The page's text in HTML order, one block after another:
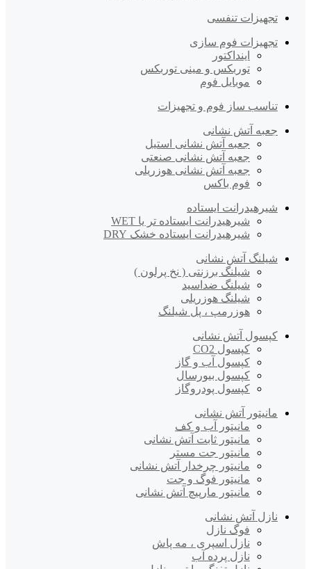
تجهیزات تنفسی
تجهیزات فوم سازی
اینداکتور
توربکس و مینی توربکس
موبایل فوم
تناسب ساز فوم و تجهیزات
جعبه آتش نشانی
جعبه آتش نشانی استیل
جعبه آتش نشانی صنعتی
جعبه آتش نشانی هوزریلی
فوم باکس
شیرهیدرانت ایستاده
شیرهیدرانت ایستاده تر یا WET
شیرهیدرانت ایستاده خشک DRY
شیلنگ آتش نشانی
شیلنگ برزنتی ( نخ پرلون )
شیلنگ ضداسید
شیلنگ هوزریلی
هوزرمپ ، پل شیلنگ
کپسول آتش نشانی
کپسول CO2
کپسول آب و گاز
کپسول بیورسال
کپسول پودروگاز
مانیتور آتش نشانی
مانیتور آب و کف
مانیتور ثابت آتش نشانی
مانیتور جت مستر
مانیتور چرخدار آتش نشانی
مانیتور فوگ و جت
مانیتور مارپیچ آتش نشانی
نازل آتش نشانی
فوگ نازل
نازل اسپری ، مه پاش
نازل پرده آب